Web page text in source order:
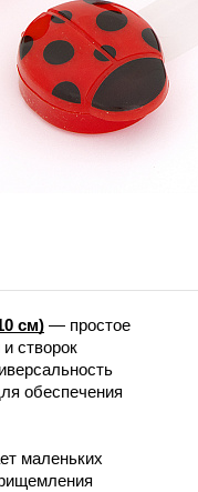
см) — простое
створок
обеспечения
маленьких